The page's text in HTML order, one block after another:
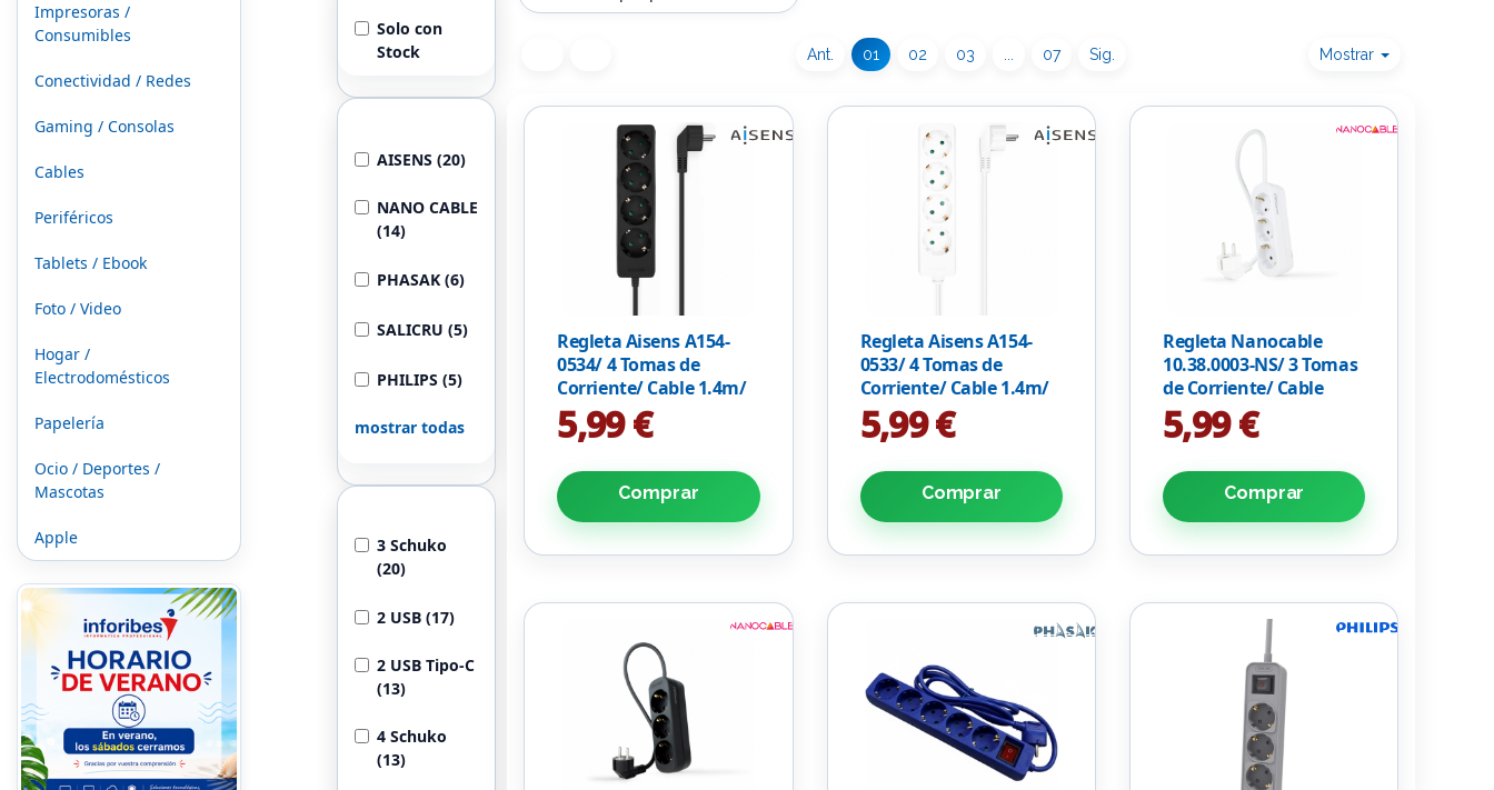
Impresoras /
Consumibles
Conectividad / Redes
Gaming / Consolas
Cables
Periféricos
Tablets / Ebook
Foto / Video
Hogar /
Electrodomésticos
Papelería
Ocio / Deportes /
Mascotas
Apple
Solo con
Stock
AISENS (20)
NANO CABLE
(14)
PHASAK (6)
SALICRU (5)
PHILIPS (5)
mostrar todas
3 Schuko
(20)
2 USB (17)
2 USB Tipo-C
(13)
4 Schuko
(13)
Ant. 01 02 03 07 Sig. Mostrar
Regleta Aisens A154-
0534/ 4 Tomas de
Corriente/ Cable 1.4m/
Negro
5,99 €
Comprar
Regleta Aisens A154-
0533/ 4 Tomas de
Corriente/ Cable 1.4m/
Blanco
5,99 €
Comprar
Regleta Nanocable
10.38.0003-NS/ 3 Tomas
de Corriente/ Cable
1.4m/ Blanca
5,99 €
Comprar